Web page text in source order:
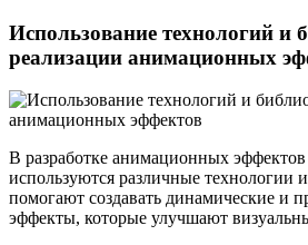
Использование технологий и
реализации анимационных
В разработке анимационных эффектов
используются различные технологии
помогают создавать динамические и
эффекты, которые улучшают